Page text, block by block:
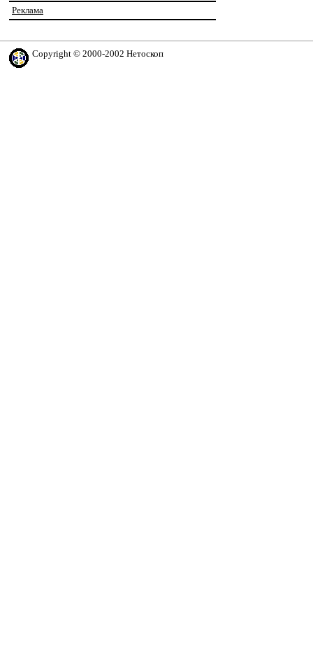
Реклама
Copyright © 2000-2002 Нетоскоп